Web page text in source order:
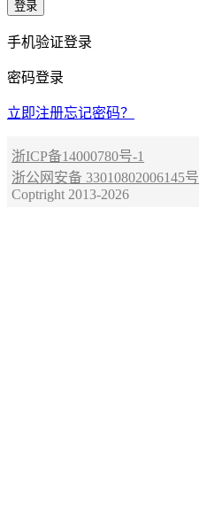
登录
手机验证登录
密码登录
立即注册忘记密码？
浙ICP备14000780号-1
浙公网安备 33010802006145号
Coptright 2013-2026